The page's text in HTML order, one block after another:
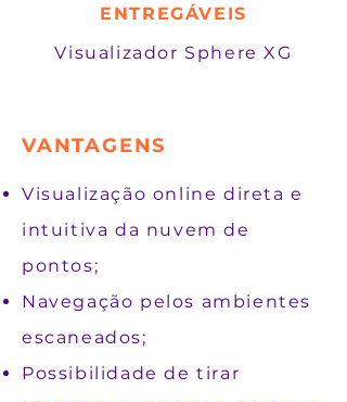
ENTREGÁVEIS
Visualizador Sphere XG
VANTAGENS
Visualização online direta e
intuitiva da nuvem de
pontos;
Navegação pelos ambientes
escaneados;
Possibilidade de tirar